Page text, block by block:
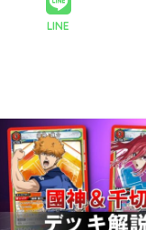
LINE